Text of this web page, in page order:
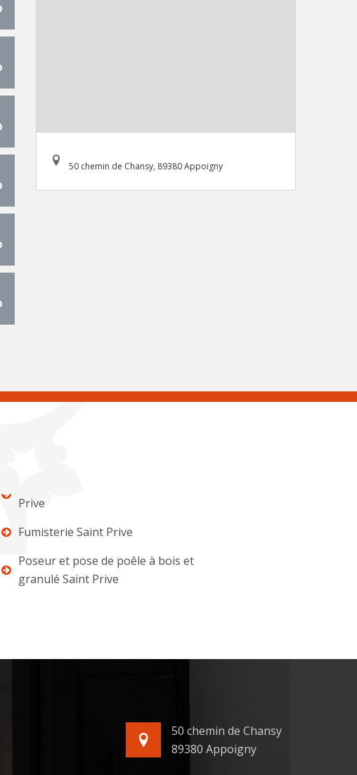
50 chemin de Chansy, 89380 Appoigny
Prive
Fumisterie Saint Prive
Poseur et pose de poêle à bois et
granulé Saint Prive
50 chemin de Chansy
89380 Appoigny